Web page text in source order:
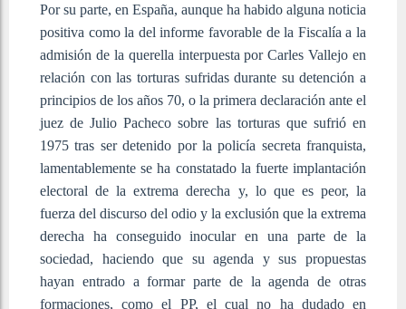
Por su parte, en España, aunque ha habido alguna noticia
positiva como la del informe favorable de la Fiscalía a la
admisión de la querella interpuesta por Carles Vallejo en
relación con las torturas sufridas durante su detención a
principios de los años 70, o la primera declaración ante el
juez de Julio Pacheco sobre las torturas que sufrió en
1975 tras ser detenido por la policía secreta franquista,
lamentablemente se ha constatado la fuerte implantación
electoral de la extrema derecha y, lo que es peor, la
fuerza del discurso del odio y la exclusión que la extrema
derecha ha conseguido inocular en una parte de la
sociedad, haciendo que su agenda y sus propuestas
hayan entrado a formar parte de la agenda de otras
formaciones, como el PP, el cual no ha dudado en